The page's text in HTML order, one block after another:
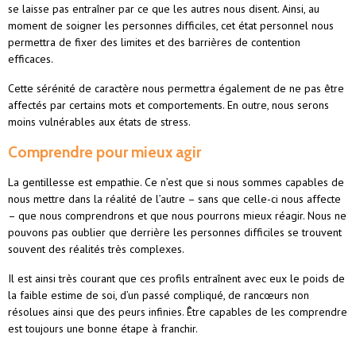
se laisse pas entraîner par ce que les autres nous disent. Ainsi, au
moment de soigner les personnes difficiles, cet état personnel nous
permettra de fixer des limites et des barrières de contention
efficaces.
Cette sérénité de caractère nous permettra également de ne pas être
affectés par certains mots et comportements. En outre, nous serons
moins vulnérables aux états de stress.
Comprendre pour mieux agir
La gentillesse est empathie. Ce n’est que si nous sommes capables de
nous mettre dans la réalité de l’autre – sans que celle-ci nous affecte
– que nous comprendrons et que nous pourrons mieux réagir. Nous ne
pouvons pas oublier que derrière les personnes difficiles se trouvent
souvent des réalités très complexes.
Il est ainsi très courant que ces profils entraînent avec eux le poids de
la faible estime de soi, d’un passé compliqué, de rancœurs non
résolues ainsi que des peurs infinies. Être capables de les comprendre
est toujours une bonne étape à franchir.